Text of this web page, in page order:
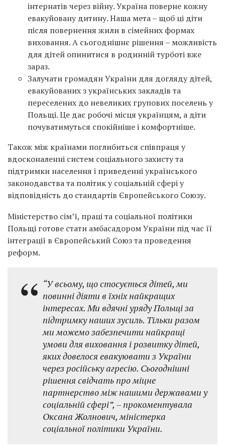
інтернатів через війну. Україна поверне кожну
евакуйовану дитину. Наша мета – щоб ці діти
після повернення жили в сімейних формах
виховання. А сьогоднішнє рішення – можливість
для дітей опинитися в родинній турботі вже
зараз.
Залучати громадян України для догляду дітей,
евакуйованих з українських закладів та
переселених до невеликих групових поселень у
Польщі. Це дає робочі місця українцям, а діти
почуватимуться спокійніше і комфортніше.
Також між країнами поглибиться співпраця у
вдосконаленні систем соціального захисту та
підтримки населення і приведенні українського
законодавства та політик у соціальній сфері у
відповідність до стандартів Європейського Союзу.
Міністерство сім’ї, праці та соціальної політики
Польщі готове стати амбасадором України під час її
інтеграції в Європейський Союз та проведення
реформ.
“У всьому, що стосується дітей, ми
повинні діяти в їхніх найкращих
інтересах. Ми вдячні уряду Польщі за
підтримку наших зусиль. Тільки разом
ми можемо забезпечити найкращі
умови для виховання і розвитку дітей,
яких довелося евакуювати з України
через російську агресію. Сьогоднішні
рішення свідчать про міцне
партнерство між нашими державами у
соціальній сфері”, – прокоментувала
Оксана Жолнович, міністерка
соціальної політики України.